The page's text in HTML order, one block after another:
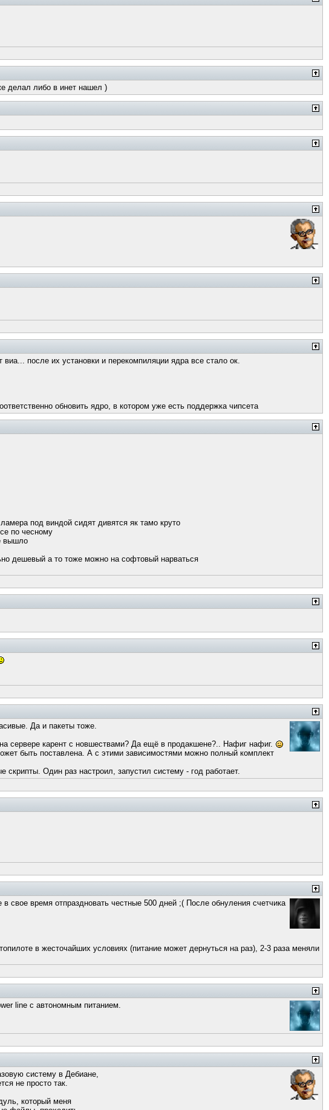
делал либо в инет нашел )
после их установки и перекомпиляции ядра все стало ок.
обновить ядро, в котором уже есть поддержка чипсета
под виндой сидят дивятся як тамо круто
по чесному
вышло
дешевый а то тоже можно на софтовый нарваться
Да и пакеты тоже.
сервере карент с новшествами? Да ещё в продакшене?.. Нафиг нафиг.
быть поставлена. А с этими зависимостями можно полный комплект
Один раз настроил, запустил систему - год работает.
свое время отпраздновать честные 500 дней ;( После обнуления счетчика
в жесточайших условиях (питание может дернуться на раз), 2-3 раза меняли
line c автономным питанием.
систему в Дебиане,
не просто так.
который меня